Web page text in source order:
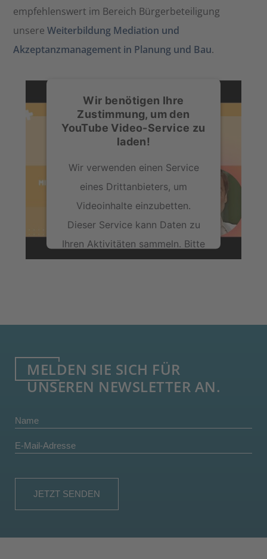
empfehlenswert im Bereich Bürgerbeteiligung
unsereWeiterbildung Mediation und
Akzeptanzmanagement in Planung und Bau.
Wir benötigen Ihre
Zustimmung, um den
YouTube Video-Service zu
laden!
Wir verwenden einen Service
eines Drittanbieters, um
Videoinhalte einzubetten.
Dieser Service kann Daten zu
Ihren Aktivitäten sammeln. Bitte
lesen Sie die Details durch und
Akzeptieren
MELDEN SIE SICH FÜR
UNSEREN NEWSLETTER AN.